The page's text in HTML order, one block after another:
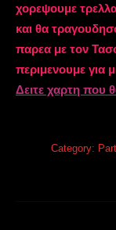
χορεψουμε
και θα
παρεα με τον
περιμενουμε για
Δειτε χαρτη που
Category: